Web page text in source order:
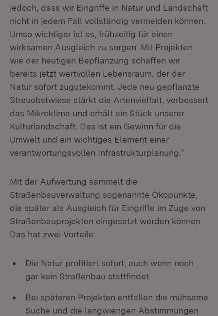
jedoch, dass wir Eingriffe in Natur und Landschaft
nicht in jedem Fall vollständig vermeiden können.
Umso wichtiger ist es, frühzeitig für einen
wirksamen Ausgleich zu sorgen. Mit Projekten
wie der heutigen Bepflanzung schaffen wir
bereits jetzt wertvollen Lebensraum, der der
Natur sofort zugutekommt. Jede neu gepflanzte
Streuobstwiese stärkt die Artenvielfalt, verbessert
das Mikroklima und erhält ein Stück unserer
Kulturlandschaft. Das ist ein Gewinn für die
Umwelt und ein wichtiges Element einer
verantwortungsvollen Infrastrukturplanung.“
Mit der Aufwertung sammelt die
Straßenbauverwaltung sogenannte Ökopunkte,
die später als Ausgleich für Eingriffe im Zuge von
Straßenbauprojekten eingesetzt werden können.
Das hat zwei Vorteile:
Die Natur profitiert sofort, auch wenn noch
gar kein Straßenbau stattfindet.
Bei späteren Projekten entfallen die mühsame
Suche und die langwierigen Abstimmungen